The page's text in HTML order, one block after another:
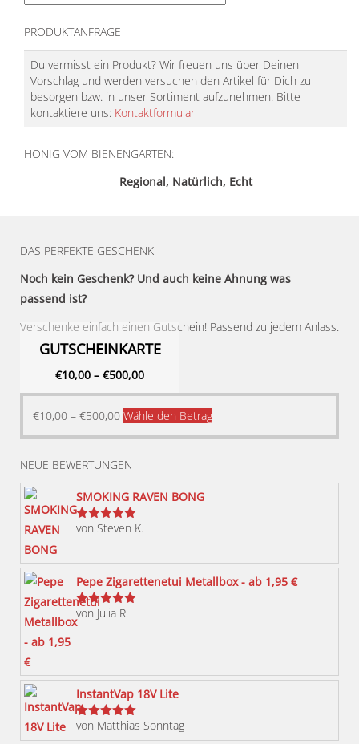
PRODUKTANFRAGE
Du vermisst ein Produkt? Wir freuen uns über Deinen
Vorschlag und werden versuchen den Artikel für Dich zu
besorgen bzw. in unser Sortiment aufzunehmen. Bitte
kontaktiere uns: Kontaktformular
HONIG VOM BIENENGARTEN:
Regional, Natürlich, Echt
DAS PERFEKTE GESCHENK
Noch kein Geschenk? Und auch keine Ahnung was
passend ist?
Verschenke einfach einen Gutschein! Passend zu jedem Anlass.
GUTSCHEINKARTE
€10,00 – €500,00
€10,00 – €500,00 Wähle den BetragDieses
Produkt
können
werden
NEUE BEWERTUNGEN
SMOKING RAVEN BONG
Bewertet
von Steven K.
Pepe Zigarettenetui Metallbox - ab 1,95 €
Bewertet
mit
von Julia R.
InstantVap 18V Lite
Bewertet
mit5von 5
von Matthias Sonntag